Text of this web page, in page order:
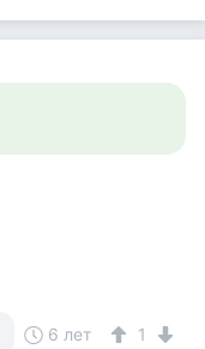
6 лет 1